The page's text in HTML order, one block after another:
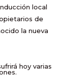
local
de
la nueva
hoy varias